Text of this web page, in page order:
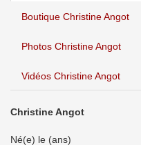
Boutique Christine Angot
Photos Christine Angot
Vidéos Christine Angot
Christine Angot
Né(e) le (ans)